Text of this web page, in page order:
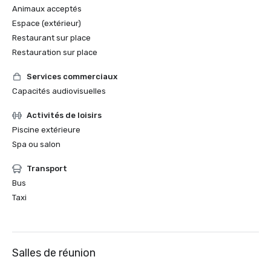
Animaux acceptés
Espace (extérieur)
Restaurant sur place
Restauration sur place
Services commerciaux
Capacités audiovisuelles
Activités de loisirs
Piscine extérieure
Spa ou salon
Transport
Bus
Taxi
Salles de réunion